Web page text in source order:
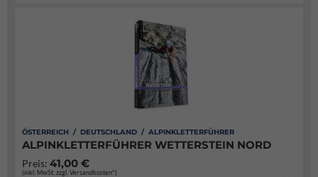
ÖSTERREICH / DEUTSCHLAND / ALPINKLETTERFÜHRER
ALPINKLETTERFÜHRER WETTERSTEIN NORD
Preis: 41,00 €
(inkl. MwSt. zzgl. Versandkosten*)